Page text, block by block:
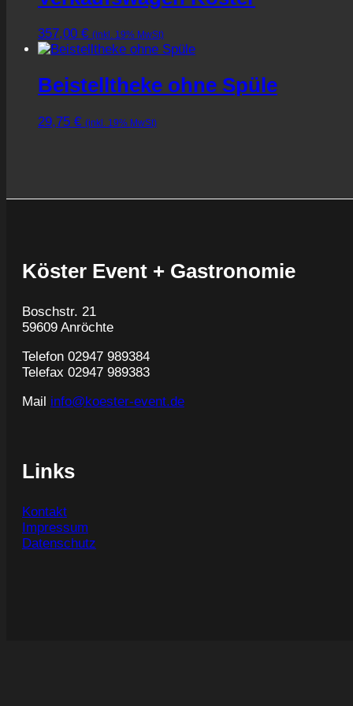
357,00 € (inkl. 19% MwSt)
Beistelltheke ohne Spüle
29,75 € (inkl. 19% MwSt)
Köster Event + Gastronomie
Boschstr. 21
59609 Anröchte
Telefon 02947 989384
Telefax 02947 989383
Mail info@koester-event.de
Links
Kontakt
Impressum
Datenschutz